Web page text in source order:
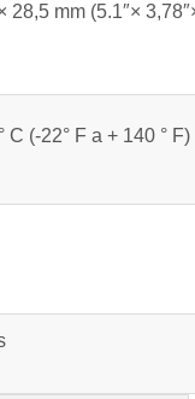
28,5 mm (5.1″×
C (-22° F a + 140 ° F)